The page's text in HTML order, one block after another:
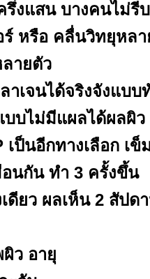
รึ่งแสน บางคนไม่รีบ⁣⁣
อร์ หรือ คลื่นวิทยุหล
ายตัว⁣⁣
าเจนได้จริงจังแบ
บบไม่มีแผลได้ผลผิ
ป็นอีกทางเลือก เข็
นกัน ทำ 3 ครั้งขึ้น⁣⁣
ดียว ผลเห็น 2 สัปด
ว อายุ⁣⁣